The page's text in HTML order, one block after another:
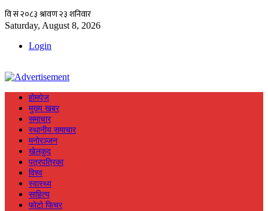
Saturday, August 8, 2026
Login
हाेमपेज
मुख्य खबर
समाचार
स्थानीय समाचार
मनाेरञ्जन
खेलकुद
पत्रपत्रिका
विश्व
स्वास्थ्य
साहित्य
फाेटाे फिचर